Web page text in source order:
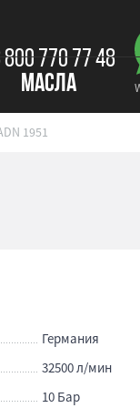
800 770 77 48
МАСЛА
1951
Германия
32500 л/мин
10 Бар